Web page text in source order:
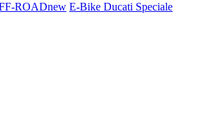
ROADnew E-Bike Ducati Speciale